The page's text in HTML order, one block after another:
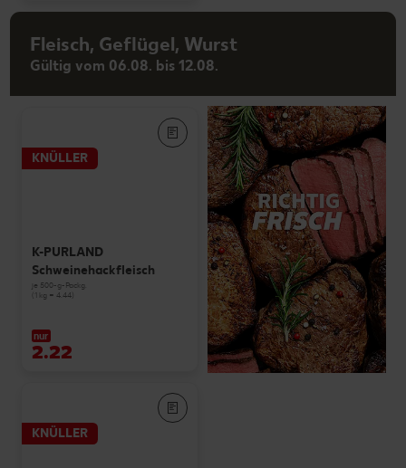
Fleisch, Geflügel, Wurst
Gültig vom 06.08. bis 12.08.
KNÜLLER
K-PURLAND
Schweinehackfleisch
je 500-g-Packg.
(1 kg = 4.44)
nur
2.22
KNÜLLER